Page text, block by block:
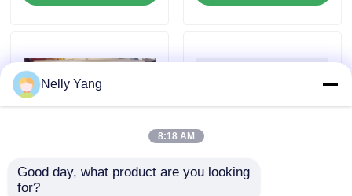
인용 을 요청 하십시오
굽게 네바다 부속
9907-147 ProTech 제
Nelly Yang
8:18 AM
Good day, what product are you looking
for?